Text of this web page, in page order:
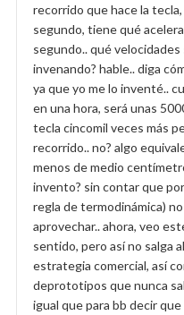
recorrido que hace la
segundo, tiene qué
segundo.. qué
invenando? hable.. diga
ya que yo me lo inventé..
en una hora, será unas
tecla cincomil veces más
recorrido.. no? algo
menos de medio
invento? sin contar que
regla de termodinámica)
aprovechar.. ahora, veo
sentido, pero así no salga
estrategia comercial, así
deprototipos que nunca
igual que para bb decir